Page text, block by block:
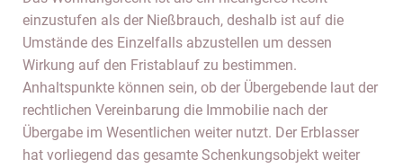
einzustufen als der Nießbrauch, deshalb ist auf die
Umstände des Einzelfalls abzustellen um dessen
Wirkung auf den Fristablauf zu bestimmen.
Anhaltspunkte können sein, ob der Übergebende laut der
rechtlichen Vereinbarung die Immobilie nach der
Übergabe im Wesentlichen weiter nutzt. Der Erblasser
hat vorliegend das gesamte Schenkungsobjekt weiter